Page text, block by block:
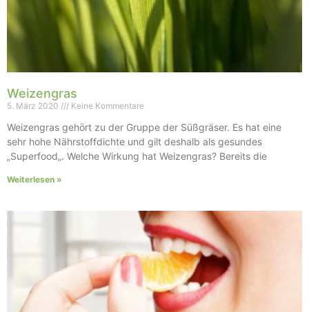
Weizengras
5. März 2020 Keine Kommentare
Weizengras gehört zu der Gruppe der Süßgräser. Es hat eine
sehr hohe Nährstoffdichte und gilt deshalb als gesundes
„Superfood„. Welche Wirkung hat Weizengras? Bereits die
Weiterlesen »